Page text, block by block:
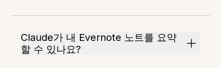
Claude가 내 Evernote 노트를 요약
할 수 있나요?